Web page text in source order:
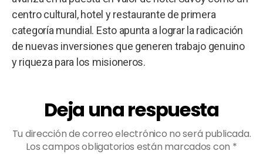
centro cultural, hotel y restaurante de primera
categoría mundial. Esto apunta a lograr la radicación
de nuevas inversiones que generen trabajo genuino
y riqueza para los misioneros.
Deja una respuesta
Tu dirección de correo electrónico no será publicada.
Los campos obligatorios están marcados con *